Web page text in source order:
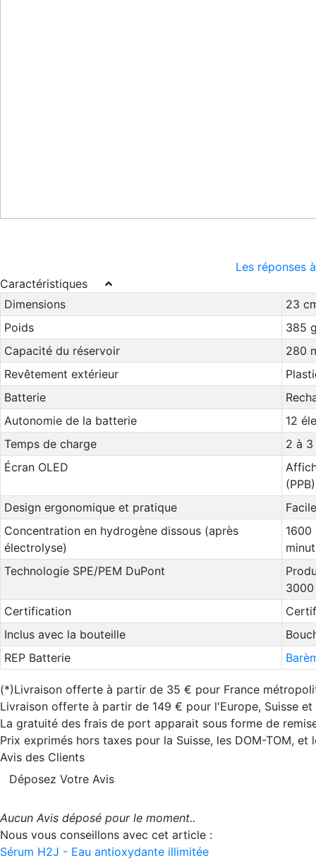
Les réponses
Caractéristiques
Dimensions
23
Poids
385
Capacité du réservoir
280
Revêtement extérieur
Batterie
Autonomie de la batterie
12
Temps de charge
2 à 3
Écran OLED
(PPB)
Design ergonomique et pratique
Concentration en hydrogène dissous (après
électrolyse)
1600
Technologie SPE/PEM DuPont
3000
Certification
Inclus avec la bouteille
REP Batterie
(*)Livraison offerte à partir de 35 € pour France
Livraison offerte à partir de 149 € pour l'Europe, Suisse et
La gratuité des frais de port apparait sous forme de
Prix exprimés hors taxes pour la Suisse, les DOM-TOM,
Avis des Clients
Déposez Votre Avis
Aucun Avis déposé pour le moment..
Nous vous conseillons avec cet article :
Sérum H2J - Eau antioxydante illimitée